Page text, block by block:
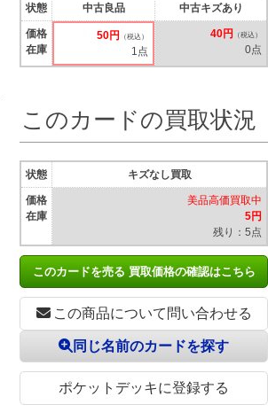
この商品について問い合わせる
ポケットデッキに登録する
同じ名前のカードを探す
状態
価格
在庫
中古良品
50円 （税込）
1点
中古キズあり
40円 （税込）
0点
このカードの買取状況
状態
価格
在庫
キズなし買取
美品高価買取中
5円
残り：5点
このカードを売る 買取価格の確認はこちら